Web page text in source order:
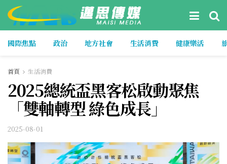
國際焦點 政治 地方社會 生活消費 健康樂活
首頁 生活消費
2025總統盃黑客松啟動聚焦
「雙軸轉型 綠色成長」
2025-08-01